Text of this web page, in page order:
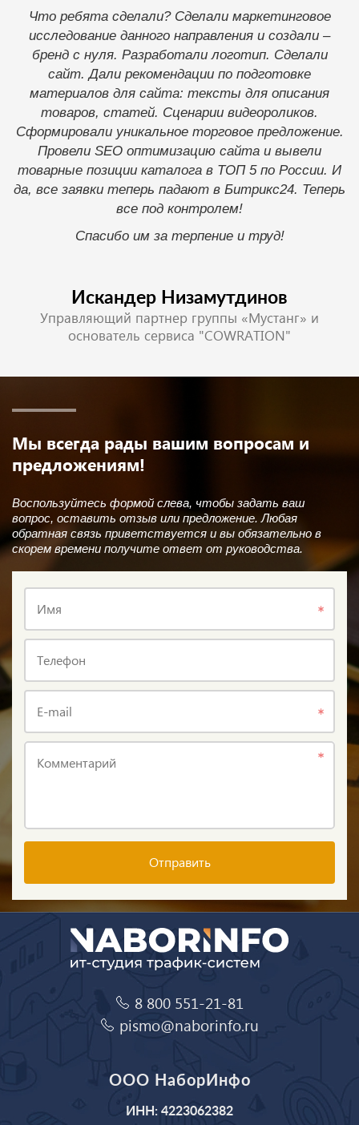
Что ребята сделали? Сделали маркетинговое
исследование данного направления и создали –
бренд с нуля. Разработали логотип. Сделали
сайт. Дали рекомендации по подготовке
материалов для сайта: тексты для описания
товаров, статей. Сценарии видеороликов.
Сформировали уникальное торговое предложение.
Провели SEO оптимизацию сайта и вывели
товарные позиции каталога в ТОП 5 по России. И
да, все заявки теперь падают в Битрикс24. Теперь
все под контролем!
Спасибо им за терпение и труд!
Искандер Низамутдинов
Управляющий партнер группы «Мустанг» и
основатель сервиса "COWRATION"
порекомендовали мне их команду. Вместе
работаем почти 4 года. За это время произведена
реконструкция сайта клуба – два раза. Первый раз
получился не очень удобный дизайн. Но со второго
- все получилось! И получилось очень хорошо. Надо
было сразу к их советам прислушиваться, а не
настаивать на своих идеях. Также ими была
реализована идея проекта интернет площадки по
продаже вертолетов, как новых так и ресурсных.
Настроили коробку Битрикс24. Регистрация
заявок и времени полетов. Сняли много
головняков. Оперативно осуществляют
техническую поддержку. Одним словом,
Мы всегда рады вашим вопросам и
предложениям!
Воспользуйтесь формой слева, чтобы задать ваш
вопрос, оставить отзыв или предложение. Любая
обратная связь приветствуется и вы обязательно в
скорем времени получите ответ от руководства.
Имя
Телефон
E-mail
Комментарий
Отправить
8 800 551-21-81
pismo@naborinfo.ru
ООО НаборИнфо
ИНН: 4223062382